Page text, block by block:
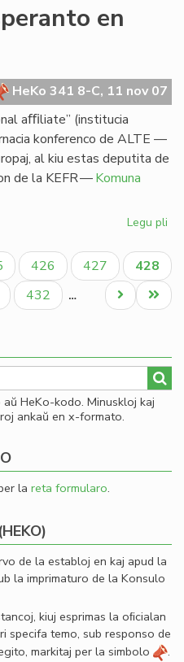
en
HeKo 341 8-C, 11 nov 07
aﬃliate” (institucia
konferenco de ALTE —
al kiu estas deputita de
de la KEFR —Komuna
Legu pli
pri
en
Paĝo
426 Paĝo
427
Aktuala
paĝo
428
Paĝo
432 …
Last
page
Next
page
HeKo-kodo. Minuskloj kaj
ankaŭ en x-formato.
la reta formularo.
de la establoj en kaj apud la
la imprimaturo de la Konsulo
kiuj esprimas la oﬁcialan
specifa temo, sub responso de
markitaj per la simbolo
.